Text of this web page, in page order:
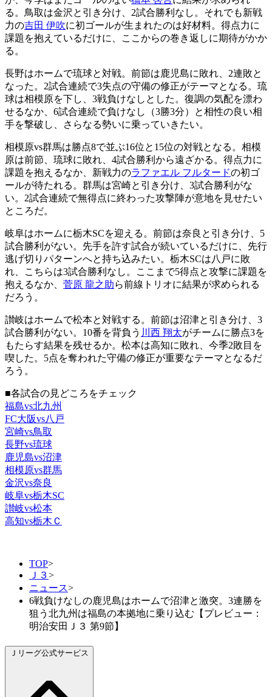
る。鳥取は金沢と引き分け、2試合勝利なし。それでも新戦
力の吉田 伊吹に初ゴールが生まれたのは好材料。得点力に
課題を抱えているだけに、ここからの巻き返しに期待がかか
る。
長野はホームで琉球と対戦。前節は鹿児島に敗れ、2連敗と
なった。2試合連続で3失点の守備の修正がテーマとなる。琉
球は相模原を下し、3戦負けなしとした。復調の気配を漂わ
せるなか、6試合連続で負けなし（3勝3分）と相性の良い相
手を撃破し、さらなる勢いに乗っていきたい。
相模原vs群馬は勝点8で並ぶ16位と15位の対戦となる。相模
原は前節、琉球に敗れ、4試合勝利から遠ざかる。得点力に
課題を抱えるなか、新戦力のラファエル フルタードの初ゴ
ールが待たれる。群馬は宮崎と引き分け、3試合勝利がな
い。2試合連続で無得点に終わった攻撃陣が意地を見せたい
ところだ。
岐阜はホームに栃木SCを迎える。前節は奈良と引き分け、5
試合勝利がない。先手を許す試合が続いているだけに、先行
逃げ切りパターンへと持ち込みたい。栃木SCは八戸に敗
れ、こちらは3試合勝利なし。ここまで5得点と攻撃に課題を
抱えるなか、 菅原 龍之助ら前線トリオに結果が求められる
だろう。
讃岐はホームで松本と対戦する。前節は沼津と引き分け、3
試合勝利がない。10番を背負う 川西 翔太がチームに勝点3を
もたらす結果を残せるか。松本は高知に敗れ、今季2敗目を
喫した。5点を奪われた守備の修正が重要なテーマとなるだ
ろう。
■各試合の見どころをチェック
福島vs北九州
FC大阪vs八戸
宮崎vs鳥取
長野vs琉球
鹿児島vs沼津
相模原vs群馬
金沢vs奈良
岐阜vs栃木SC
讃岐vs松本
高知vs栃木Ｃ
TOP>
Ｊ３>
ニュース>
6戦負けなしの鹿児島はホームで沼津と激突。3連勝を
狙う北九州は福島の本拠地に乗り込む【プレビュー：
明治安田Ｊ３ 第9節】
Ｊリーグ公式サービス